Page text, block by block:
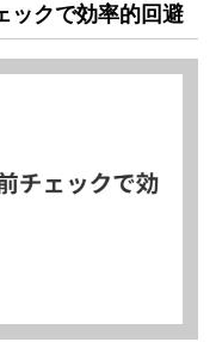
ックで効率的回避